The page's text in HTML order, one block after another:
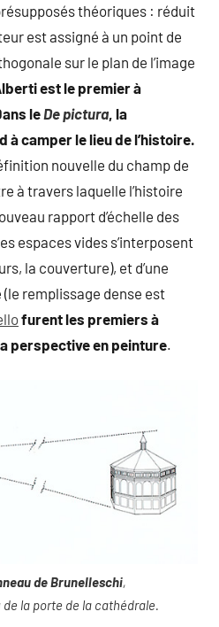
théoriques : réduit
est assigné à un point de
sur le plan de l’image
est le premier à
le De pictura , la
à camper le lieu de l’histoire.
nouvelle du champ de
à travers laquelle l’histoire
rapport d’échelle des
espaces vides s’interposent
la couverture), et d’une
remplissage dense est
furent les premiers à
perspective en peinture.
de Brunelleschi,
la porte de la cathédrale.